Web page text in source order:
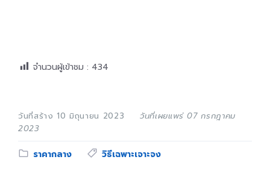
จำนวนผู้เข้าชม : 434
วันที่สร้าง 10 มิถุนายน 2023
วันที่เผยแพร่ 07 กรกฎาคม
2023
Category:
ราคากลาง Tags:
วิธีเฉพาะเจาะจง